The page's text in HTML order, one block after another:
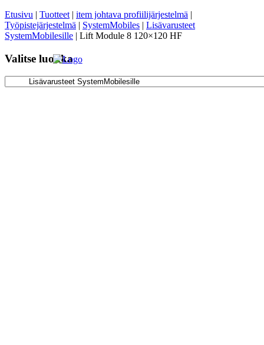
Etusivu | Tuotteet | item johtava profiilijärjestelmä |
Työpistejärjestelmä | SystemMobiles | Lisävarusteet
SystemMobilesille | Lift Module 8 120×120 HF
Valitse luokka